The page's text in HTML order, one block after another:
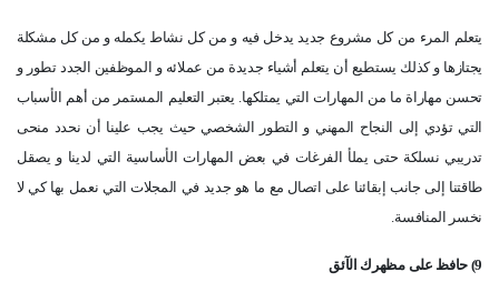
يتعلم المرء من كل مشروع جديد يدخل فيه و من كل نشاط يكمله و من كل مشكلة
يجتازها و كذلك يستطيع أن يتعلم أشياء جديدة من عملائه و الموظفين الجدد تطور و
تحسن مهاراة ما من المهارات التي يمتلكها. يعتبر التعليم المستمر من أهم الأسباب
التي تؤدي إلى النجاح المهني و التطور الشخصي حيث يجب علينا أن نحدد منحى
تدريبي نسلكة حتى يملأ الفرغات في بعض المهارات الأساسية التي لدينا و يصقل
طاقتنا إلى جانب إبقائنا على اتصال مع ما هو جديد في المجلات التي نعمل بها كي لا
نخسر المنافسة.
9) حافظ على مظهرك الآئق